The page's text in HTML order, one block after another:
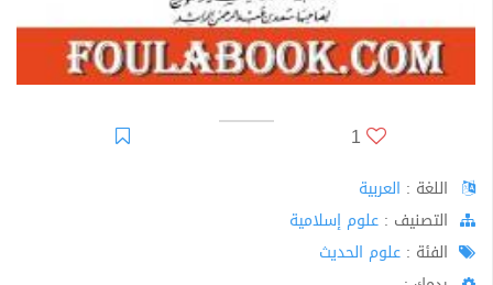
1
اللغة : العربية
اﻟﺘﺼﻨﻴﻒ : علوم إسلامية
الفئة : علوم الحديث